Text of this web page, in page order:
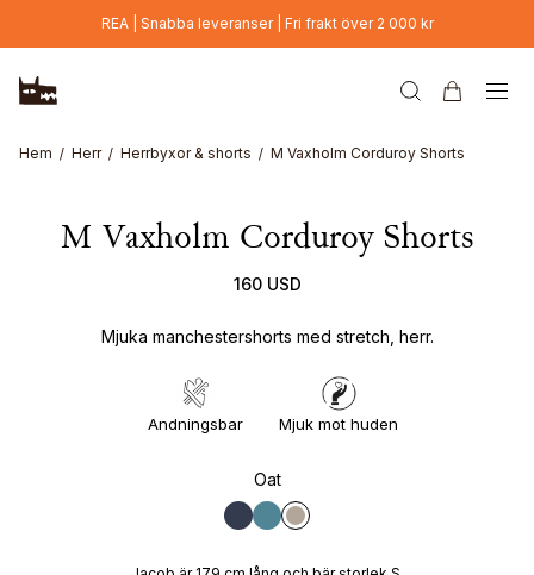
Hoppa till huvudinnehållREA | Snabba leveranser | Fri frakt över 2 000 kr
Hem Herr Herrbyxor & shorts M Vaxholm Corduroy Shorts
M Vaxholm Corduroy Shorts
160 USD
Mjuka manchestershorts med stretch, herr.
Andningsbar Mjuk mot huden
Oat